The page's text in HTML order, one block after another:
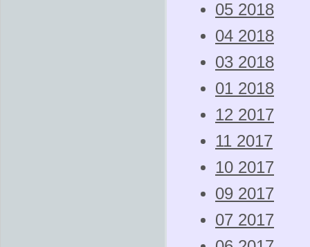
05 2018
04 2018
03 2018
01 2018
12 2017
11 2017
10 2017
09 2017
07 2017